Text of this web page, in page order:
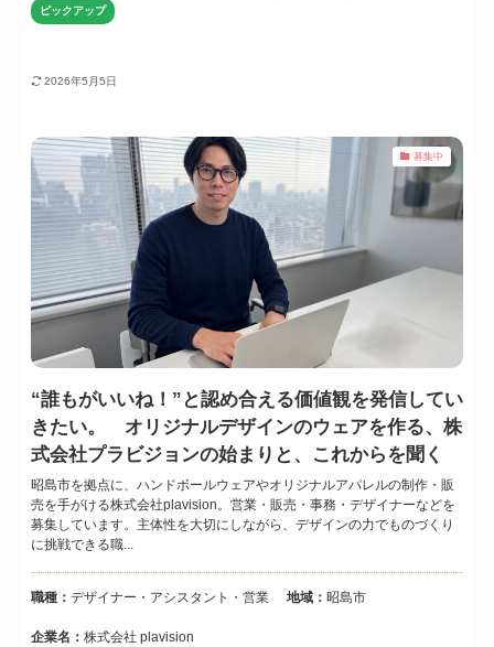
ピックアップ
2026年5月5日
募集中
“誰もがいいね！”と認め合える価値観を発信してい
きたい。 オリジナルデザインのウェアを作る、株
式会社プラビジョンの始まりと、これからを聞く
昭島市を拠点に、ハンドボールウェアやオリジナルアパレルの制作・販
売を手がける株式会社plavision。営業・販売・事務・デザイナーなどを
募集しています。主体性を大切にしながら、デザインの力でものづくり
に挑戦できる職...
職種： デザイナー・アシスタント・営業 地域： 昭島市
企業名： 株式会社 plavision